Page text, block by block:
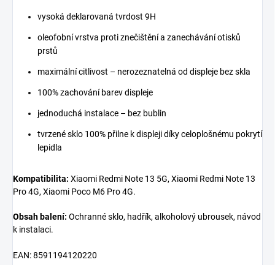
vysoká deklarovaná tvrdost 9H
oleofobní vrstva proti znečištění a zanechávání otisků
prstů
maximální citlivost – nerozeznatelná od displeje bez skla
100% zachování barev displeje
jednoduchá instalace – bez bublin
tvrzené sklo 100% přilne k displeji díky celoplošnému pokrytí
lepidla
Kompatibilita: Xiaomi Redmi Note 13 5G, Xiaomi Redmi Note 13
Pro 4G, Xiaomi Poco M6 Pro 4G.
Obsah balení: Ochranné sklo, hadřík, alkoholový ubrousek, návod
k instalaci.
EAN:8591194120220